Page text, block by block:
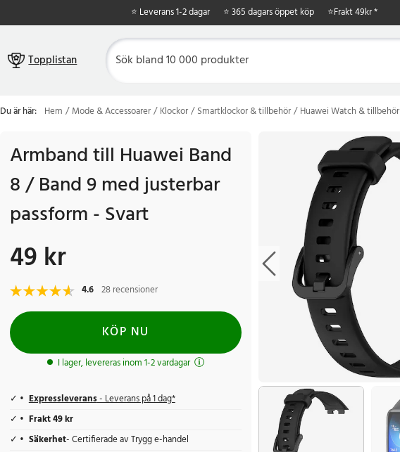
⭐ Leverans 1-2 dagar ⭐ 365 dagars öppet köp ⭐Frakt 49kr *
Topplistan
Du är här: Hem Mode & Accessoarer Klockor Smartklockor & tillbehör Huawei Watch & tillbehör
Armband till Huawei Band
8 / Band 9 med justerbar
passform - Svart
Pris:49 kr
49 kr
4.6 28 recensioner
KÖP NU
I lager, levereras inom 1-2 vardagar
Expressleverans- Leverans på 1 dag*
Frakt 49 kr
Säkerhet- Certifierade av Trygg e-handel